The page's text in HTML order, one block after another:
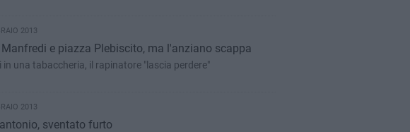
2013
e piazza Plebiscito, ma l'anziano scappa
una tabaccheria, il rapinatore "lascia perdere"
2013
sventato furto